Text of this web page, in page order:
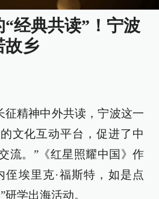
经典共读”！宁波
故乡
征精神中外共读，宁波这一
文化互动平台，促进了中
流。”《红星照耀中国》作
侄埃里克·福斯特，如是点
学出海活动。